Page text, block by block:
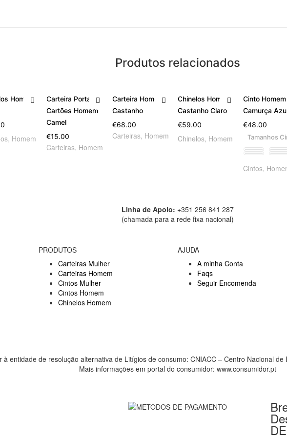
Produtos relacionados
Homem
, Homem
Carteira Porta
Cartões Homem
Camel
€15.00
Carteiras, Homem
Carteira Homem
Castanho
€68.00
Carteiras, Homem
Chinelos Homem
Castanho Claro
€59.00
Chinelos, Homem
Cinto Homem
Camurça
€48.00
Tamanhos
85
Cintos,
Linha de Apoio: +351 256 841 287
(chamada para a rede fixa nacional)
PRODUTOS
Carteiras Mulher
Carteiras Homem
Cintos Mulher
Cintos Homem
Chinelos Homem
AJUDA
A minha Conta
Faqs
Seguir Encomenda
entidade de resolução alternativa de Litígios de consumo: CNIACC – Centro Nacional
Mais informações em portal do consumidor: www.consumidor.pt